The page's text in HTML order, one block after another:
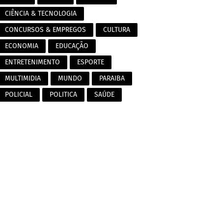
CIÊNCIA & TECNOLOGIA
CONCURSOS & EMPREGOS
CULTURA
ECONOMIA
EDUCAÇÃO
ENTRETENIMENTO
ESPORTE
MULTIMIDIA
MUNDO
PARAIBA
POLICIAL
POLITICA SAÚDE